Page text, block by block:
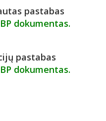
pastabas
dokumentas.
pastabas
dokumentas.